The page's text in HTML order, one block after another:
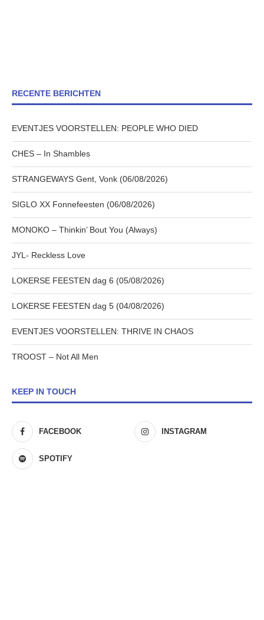
RECENTE BERICHTEN
EVENTJES VOORSTELLEN: PEOPLE WHO DIED
CHES – In Shambles
STRANGEWAYS Gent, Vonk (06/08/2026)
SIGLO XX Fonnefeesten (06/08/2026)
MONOKO – Thinkin’ Bout You (Always)
JYL- Reckless Love
LOKERSE FEESTEN dag 6 (05/08/2026)
LOKERSE FEESTEN dag 5 (04/08/2026)
EVENTJES VOORSTELLEN: THRIVE IN CHAOS
TROOST – Not All Men
KEEP IN TOUCH
FACEBOOK INSTAGRAM
SPOTIFY